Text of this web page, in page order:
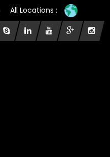
All Locations :